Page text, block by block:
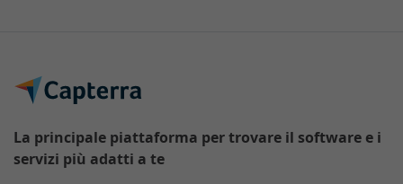
La principale piattaforma per trovare il software e i
servizi più adatti a te